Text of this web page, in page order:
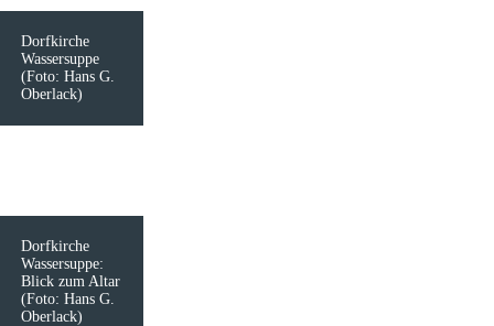
Dorfkirche
Wassersuppe
(Foto: Hans G.
Oberlack)
Dorfkirche
Wassersuppe:
Blick zum Altar
(Foto: Hans G.
Oberlack)